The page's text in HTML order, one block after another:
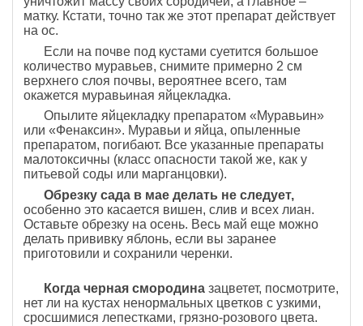
матку. Кстати, точно так же этот препарат действует
на ос.
Если на почве под кустами суетится большое
количество муравьев, снимите примерно 2 см
верхнего слоя почвы, вероятнее всего, там
окажется муравьиная яйцекладка.
Опылите яйцекладку препаратом «Муравьин»
или «Фенаксин». Муравьи и яйца, опыленные
препаратом, погибают. Все указанные препараты
малотоксичны (класс опасности такой же, как у
питьевой соды или марганцовки).
Обрезку сада в мае делать не следует,
особенно это касается вишен, слив и всех лиан.
Оставьте обрезку на осень. Весь май еще можно
делать прививку яблонь, если вы заранее
приготовили и сохранили черенки.
Когда черная смородиназацветет, посмотрите,
нет ли на кустах ненормальных цветков с узкими,
сросшимися лепестками, грязно-розового цвета.